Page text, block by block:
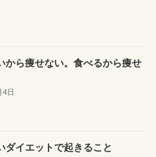
から痩せない。食べるから痩せ
4日
ダイエットで起きること